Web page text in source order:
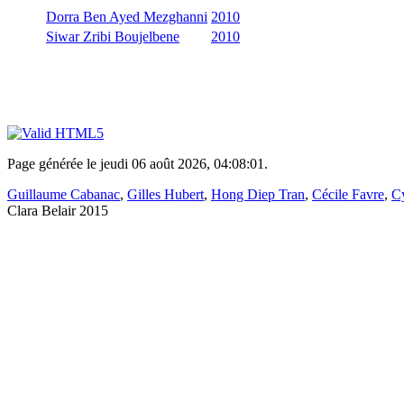
Dorra Ben Ayed Mezghanni 2010
Siwar Zribi Boujelbene
2010
Page générée le jeudi 06 août 2026, 04:08:01.
Guillaume Cabanac, Gilles Hubert, Hong Diep Tran, Cécile Favre,
Clara Belair 2015